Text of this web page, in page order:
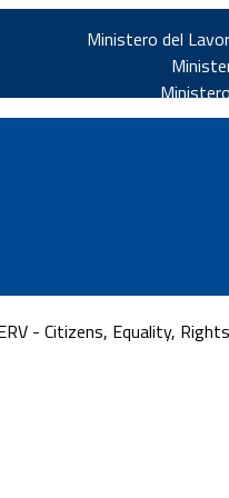
Ministero del
- Citizens, Equality,